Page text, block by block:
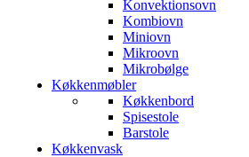
Konvektionsovn
Kombiovn
Miniovn
Mikroovn
Mikrobølge
Køkkenmøbler
Køkkenbord
Spisestole
Barstole
Køkkenvask